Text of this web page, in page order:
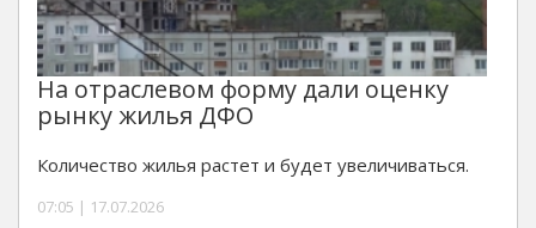
На отраслевом форму дали оценку
рынку жилья ДФО
Количество жилья растет и будет увеличиваться.
07:05 | 17.07.2026